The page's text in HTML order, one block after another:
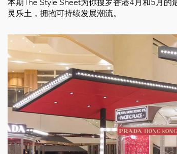
本期The Style Sheet为你搜罗香港4月和5月
灵乐土，拥抱可持续发展潮流。